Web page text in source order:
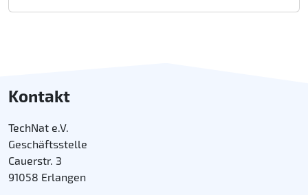
Kontakt
TechNat e.V.
Geschäftsstelle
Cauerstr. 3
91058 Erlangen